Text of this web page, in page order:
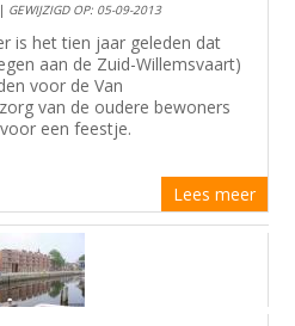
GEWIJZIGD OP: 05-09-2013
is het tien jaar geleden dat
aan de Zuid-Willemsvaart)
voor de Van
van de oudere bewoners
een feestje.
Lees meer